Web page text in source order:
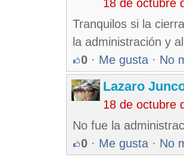
18 de octubre
Tranquilos si la
la administración y
0 · Me gusta · No
Lazaro
18 de octubre
No fue la
0 · Me gusta · No